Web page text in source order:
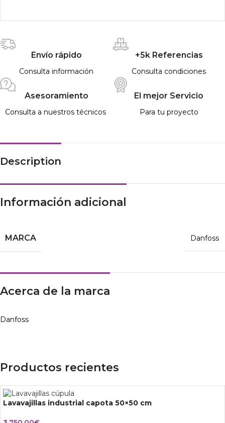
Envío rápido
Consulta información
+5k Referencias
Consulta condiciones
Asesoramiento
Consulta a nuestros técnicos
El mejor Servicio
Para tu proyecto
Description
Información adicional
MARCA Danfoss
Acerca de la marca
Danfoss
Productos recientes
Lavavajillas industrial capota 50×50 cm